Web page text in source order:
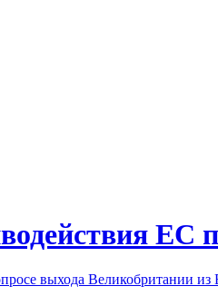
ЕС
выхода Великобритании из